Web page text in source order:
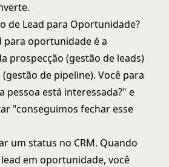
de Lead para Oportunidade?
para oportunidade é a
prospecção (gestão de leads)
de pipeline). Você para
pessoa está interessada?" e
"conseguimos fechar esse
um status no CRM. Quando
em oportunidade, você